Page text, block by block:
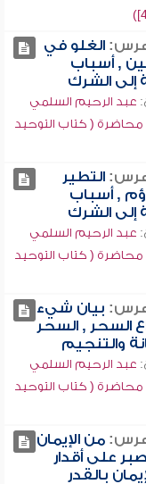
الغلو في
, أسباب
إلى الشرك
عبد الرحيم السلمي
( كتاب التوحيد
التطير
, أسباب
إلى الشرك
عبد الرحيم السلمي
( كتاب التوحيد
بيان شيء
السحر , السحر
والتنجيم
عبد الرحيم السلمي
( كتاب التوحيد
من الإيمان
على أقدار
بالقدر